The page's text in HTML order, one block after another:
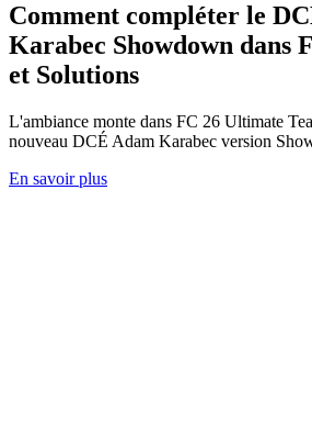
Comment compléter le
Karabec Showdown dans
et Solutions
L'ambiance monte dans FC 26 Ultimate
nouveau DCÉ Adam Karabec version
En savoir plus